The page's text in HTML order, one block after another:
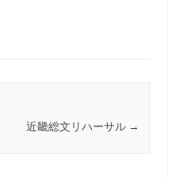
近畿総文リハーサル →